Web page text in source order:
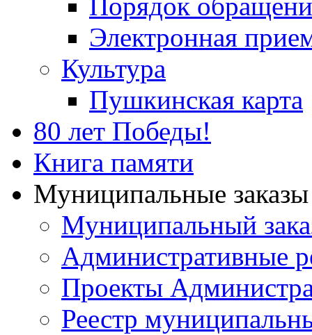
Порядок
Электронная
Культура
Пушкинская карта
80 лет Победы!
Книга памяти
Муниципальные
Муниципальный
Административные
Проекты
Реестр